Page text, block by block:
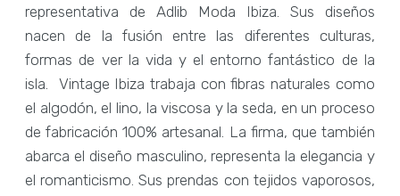
representativa de Adlib Moda Ibiza. Sus diseños
nacen de la fusión entre las diferentes culturas,
formas de ver la vida y el entorno fantástico de la
isla. Vintage Ibiza trabaja con fibras naturales como
el algodón, el lino, la viscosa y la seda, en un proceso
de fabricación 100% artesanal. La firma, que también
abarca el diseño masculino, representa la elegancia y
el romanticismo. Sus prendas con tejidos vaporosos,